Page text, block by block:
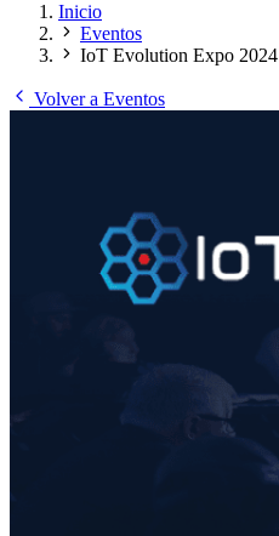
Inicio
Eventos
IoT Evolution Expo 2024
Volver a Eventos